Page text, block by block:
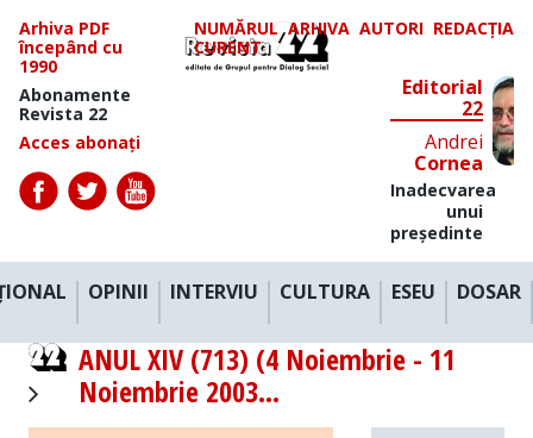
Arhiva PDF
începând cu
1990
Abonamente
Revista 22
Acces abonați
NUMĂRUL
CURENT
ARHIVA AUTORI REDACȚIA
Editorial
22
Andrei
Cornea
Inadecvarea
unui
președinte
OPINII INTERVIU CULTURA ESEU DOSAR
ANUL XIV (713) (4 Noiembrie - 11
Noiembrie 2003...